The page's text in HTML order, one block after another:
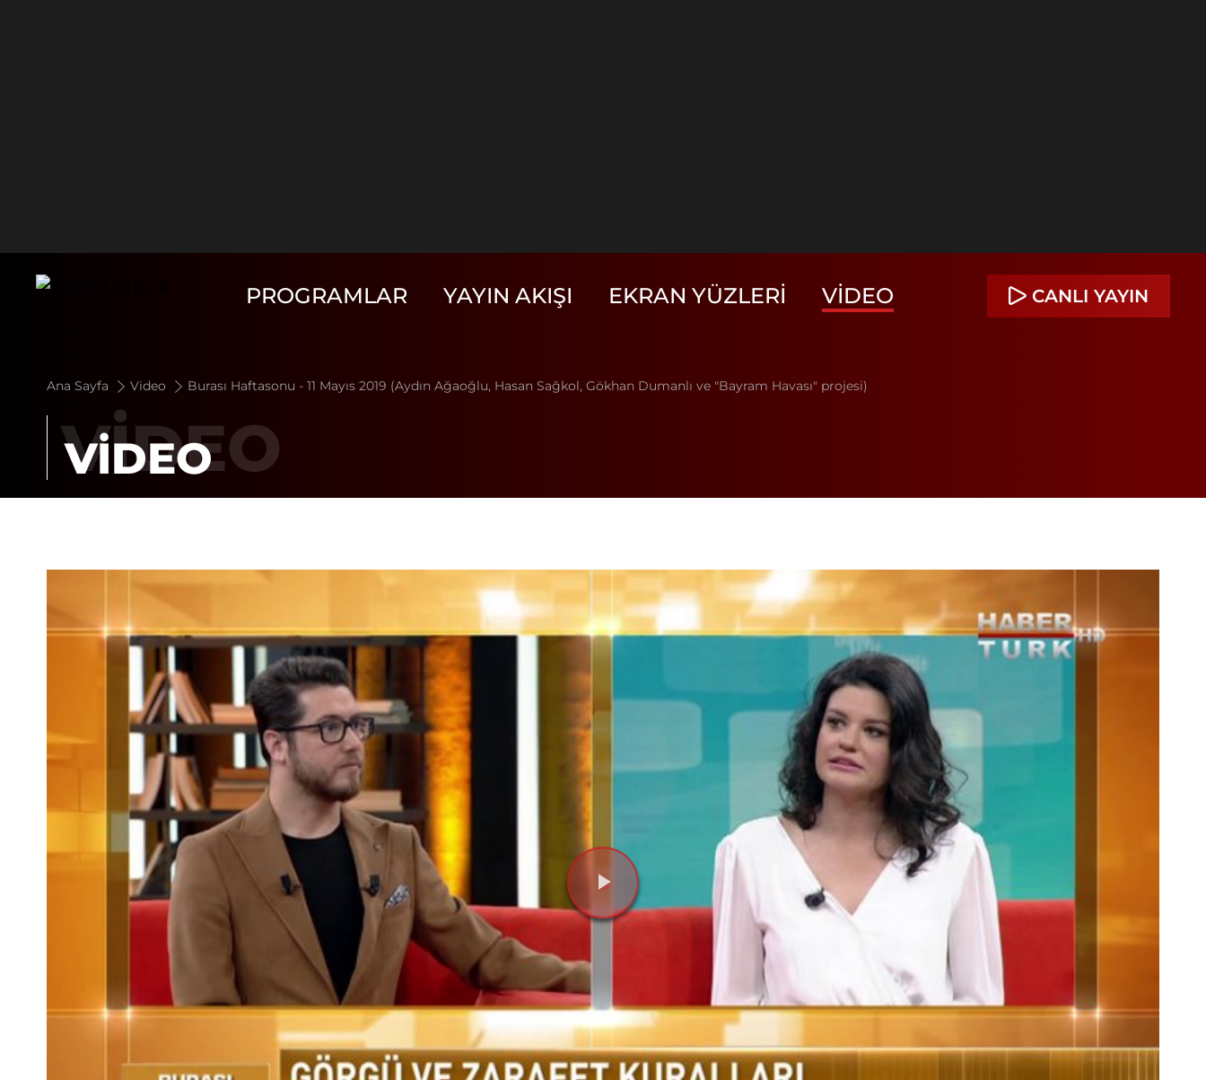
PROGRAMLAR YAYIN AKIŞI EKRAN YÜZLERI VIDEO CANLI YAYIN
Ana Sayfa Video Burası Haftasonu - 11 Mayıs 2019 (Aydın Ağaoğlu, Hasan Sağkol, Gökhan Dumanlı ve "Bayram Havası" projesi)
VİDEO
Videoyu